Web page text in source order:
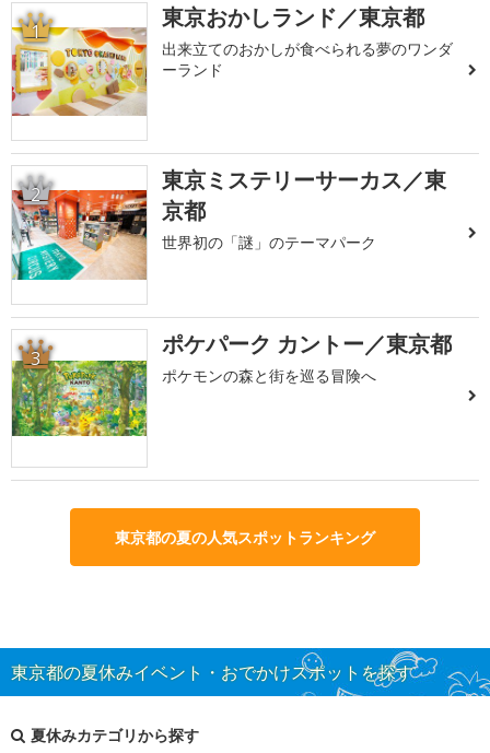
1 東京おかしランド／東京都
出来立てのおかしが食べられる夢のワンダ
ーランド
2
東京ミステリーサーカス／東
京都
世界初の「謎」のテーマパーク
3 ポケパーク カントー／東京都
ポケモンの森と街を巡る冒険へ
東京都の夏の人気スポットランキング
東京都の夏休みイベント・おでかけスポットを探す
夏休みカテゴリから探す